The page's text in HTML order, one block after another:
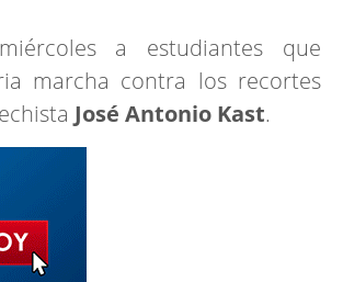
a estudiantes que
marcha contra los recortes
José Antonio Kast.